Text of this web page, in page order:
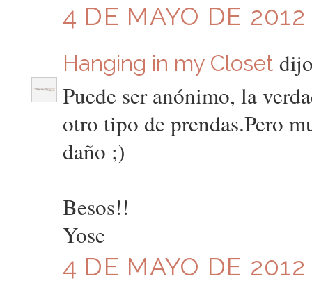
4 DE MAYO DE
Hanging in my Closet
Puede ser anónimo, la
otro tipo de prendas.Pero
daño ;)
Besos!!
Yose
4 DE MAYO DE